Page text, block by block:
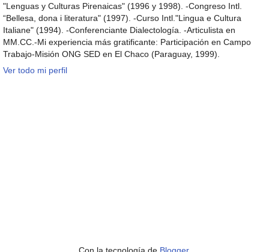
"Lenguas y Culturas Pirenaicas" (1996 y 1998). -Congreso Intl.
“Bellesa, dona i literatura" (1997). -Curso Intl."Lingua e Cultura
Italiane" (1994). -Conferenciante Dialectología. -Articulista en
MM.CC.-Mi experiencia más gratificante: Participación en Campo
Trabajo-Misión ONG SED en El Chaco (Paraguay, 1999).
Ver todo mi perfil